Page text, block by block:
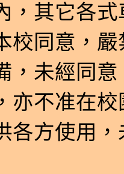
，其它各式
校同意，
，未經同意
亦不准在
各方使用